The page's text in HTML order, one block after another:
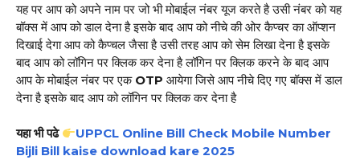
यह पर आप को अपने नाम पर जो भी मोबाईल नंबर यूज करते है उसी नंबर को यह
बॉक्स में आप को डाल देना है इसके बाद आप को नीचे की ओर कैप्चर का ऑप्शन
दिखाई देगा आप को कैप्चल जैसा है उसी तरह आप को सेम लिखा देना है इसके
बाद आप को लॉगिन पर क्लिक कर देना है लॉगिन पर क्लिक करने के बाद आप
आप के मोबाईल नंबर पर एक OTP आयेगा जिसे आप नीचे दिए गए बॉक्स में डाल
देना है इसके बाद आप को लॉगिन पर क्लिक कर देना है
यहा भी पढे
UPPCL Online Bill Check Mobile Number
Bijli Bill kaise download kare 2025